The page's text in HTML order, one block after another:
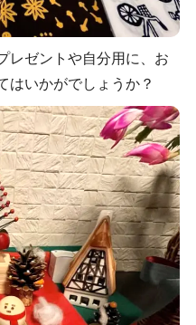
レゼントや自分用に、お
はいかがでしょうか？